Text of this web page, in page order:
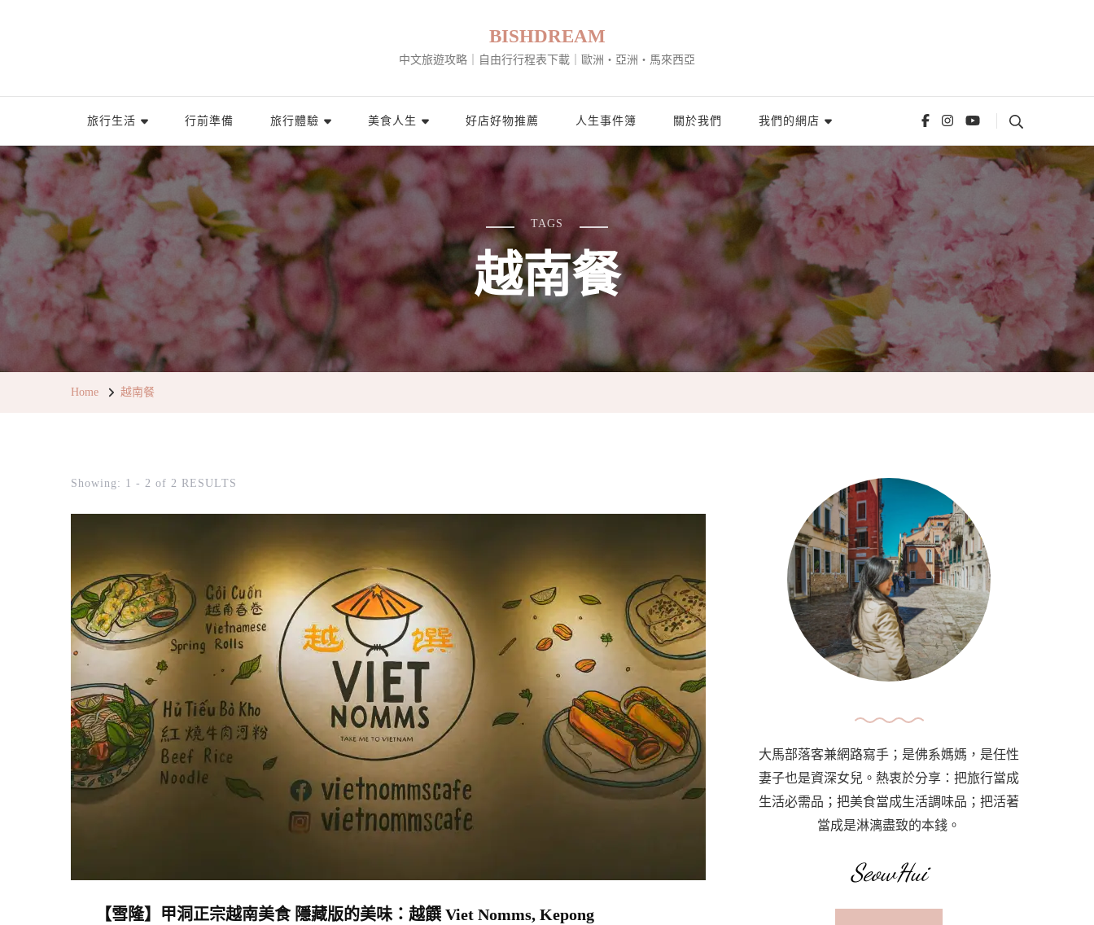
BISHDREAM
中文旅遊攻略｜自由行行程表下載｜歐洲・亞洲・馬來西亞
旅行生活 行前準備 旅行體驗 美食人生 好店好物推薦 人生事件簿 關於我們 我們的網店
TAGS
越南餐
Home 越南餐
Showing: 1 - 2 of 2 RESULTS
【雪隆】甲洞正宗越南美食 隱藏版的美味：越饌 Viet Nomms, Kepong
大馬部落客兼網路寫手；是佛系媽媽，是任性
妻子也是資深女兒。熱衷於分享：把旅行當成
生活必需品；把美食當成生活調味品；把活著
當成是淋漓盡致的本錢。
SeowHui